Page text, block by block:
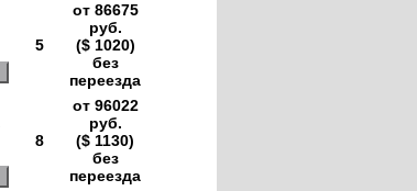
5
от 86675
руб.
($ 1020)
без
переезда
8
от 96022
руб.
($ 1130)
без
переезда